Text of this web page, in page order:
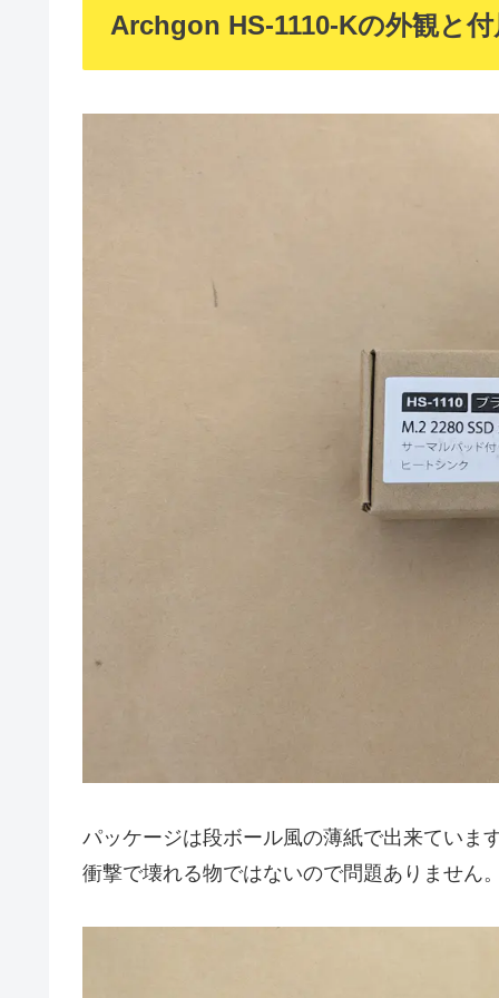
Archgon HS-1110-Kの外観と付
パッケージは段ボール風の薄紙で出来ていま
衝撃で壊れる物ではないので問題ありません